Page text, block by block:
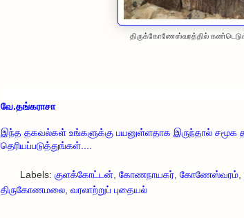
திருக்கோணேஸ்வரத்தில்
வே.தங்கராசா
இந்த தகவல்கள் உங்களுக்கு பயனுள்ளதாக இருந்தால் சமூக
தெரியப்படுத்துங்கள்....
Labels: குளக்கோட்டன், கோணநாயகர், கோணேஸ்வரம்,
திருகோணமலை, வரலாற்றுப் புதையல்